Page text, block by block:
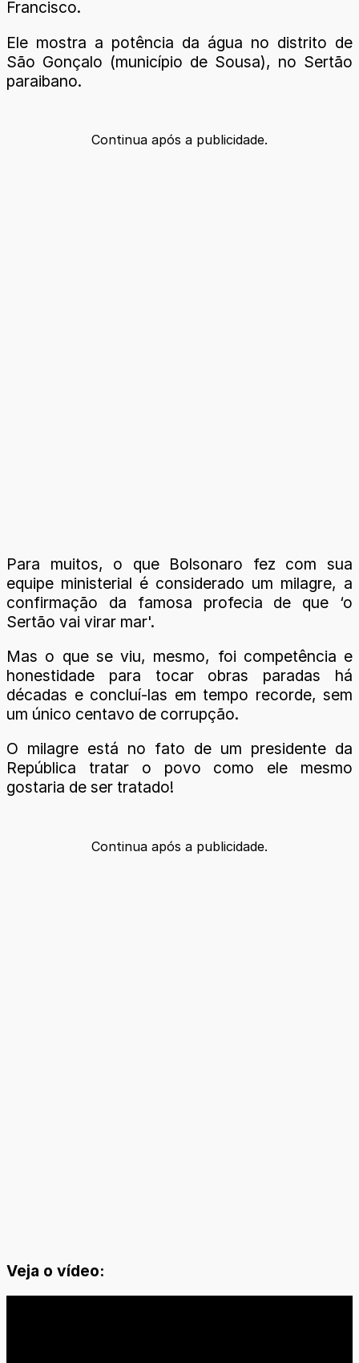
Francisco.
Ele mostra a potência da água no distrito de
São Gonçalo (município de Sousa), no Sertão
paraibano.
Continua após a publicidade.
Para muitos, o que Bolsonaro fez com sua
equipe ministerial é considerado um milagre, a
confirmação da famosa profecia de que ‘o
Sertão vai virar mar'.
Mas o que se viu, mesmo, foi competência e
honestidade para tocar obras paradas há
décadas e concluí-las em tempo recorde, sem
um único centavo de corrupção.
O milagre está no fato de um presidente da
República tratar o povo como ele mesmo
gostaria de ser tratado!
Continua após a publicidade.
Veja o vídeo: